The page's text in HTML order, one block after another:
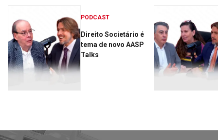
PODCAST
Direito Societário é
tema de novo AASP
Talks